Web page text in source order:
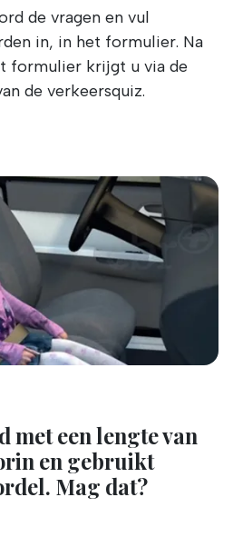
de vragen en vul
in, in het formulier. Na
formulier krijgt u via de
de verkeersquiz.
met een lengte van
en gebruikt
Mag dat?